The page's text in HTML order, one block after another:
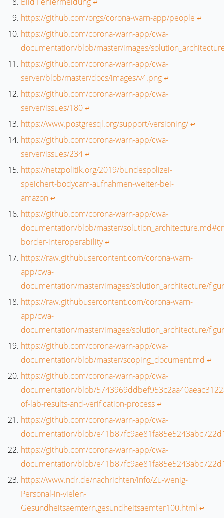
https://github.com/orgs/corona-warn-app/people ↩︎
https://github.com/corona-warn-app/cwa-
documentation/blob/master/images/
https://github.com/corona-warn-app/cwa-
server/blob/master/docs/images/v4.png↩︎
https://github.com/corona-warn-app/cwa-
server/issues/180↩︎
https://www.postgresql.org/support/versioning/↩︎
https://github.com/corona-warn-app/cwa-
server/issues/234↩︎
https://netzpolitik.org/2019/bundespolizei-
speichert-bodycam-aufnahmen-weiter-bei-
amazon↩︎
https://github.com/corona-warn-app/cwa-
documentation/blob/master/
border-interoperability↩︎
https://raw.githubusercontent.com/corona-warn-
app/cwa-
documentation/master/images/solution_architecture/
https://raw.githubusercontent.com/corona-warn-
app/cwa-
documentation/master/images/solution_architecture/
https://github.com/corona-warn-app/cwa-
documentation/blob/master/scoping_document.md ↩︎
https://github.com/corona-warn-app/cwa-
documentation/blob/
of-lab-results-and-verification-process↩︎
https://github.com/corona-warn-app/cwa-
documentation/blob/
https://github.com/corona-warn-app/cwa-
documentation/blob/
https://www.ndr.de/nachrichten/info/Zu-wenig-
Personal-in-vielen-
Gesundheitsaemtern,gesundheitsaemter100.html ↩︎